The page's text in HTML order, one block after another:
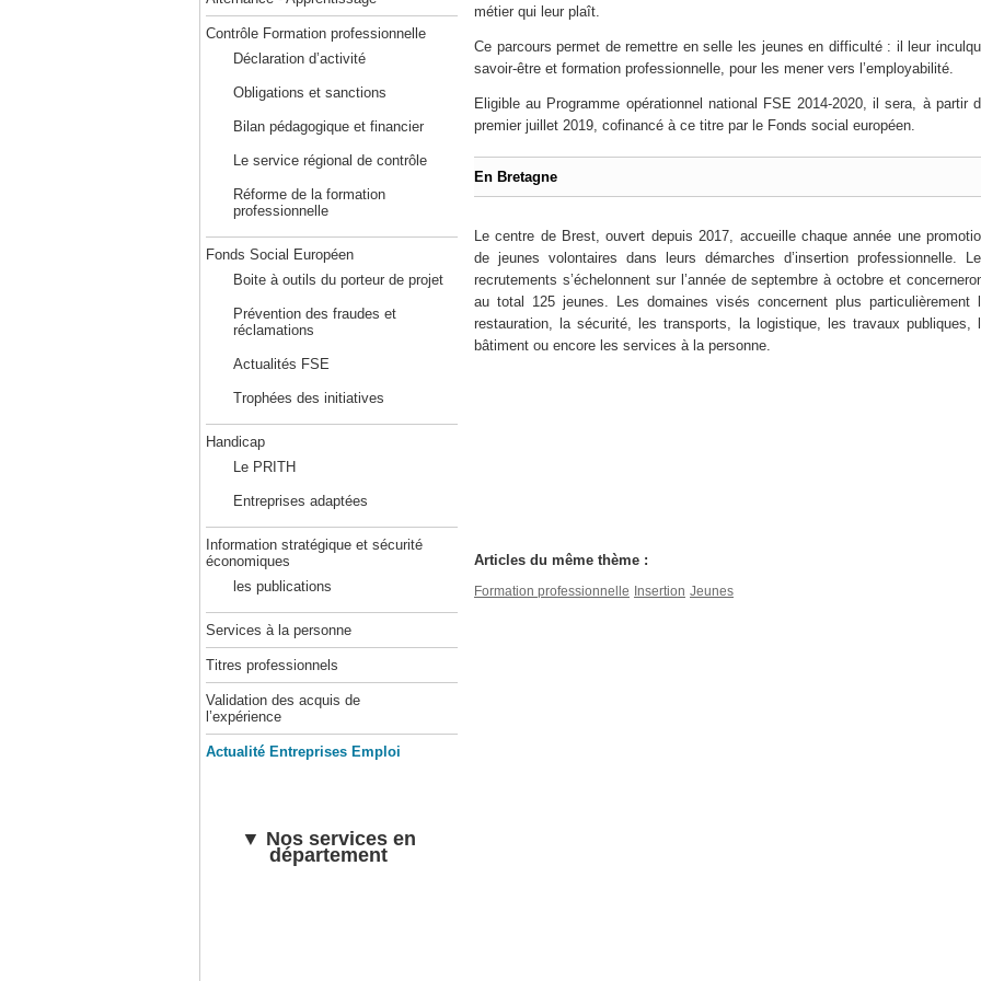
Contrôle Formation professionnelle
Déclaration d’activité
Obligations et sanctions
Bilan pédagogique et financier
Le service régional de contrôle
Réforme de la formation
professionnelle
Fonds Social Européen
Boite à outils du porteur de projet
Prévention des fraudes et
réclamations
Actualités FSE
Trophées des initiatives
Handicap
Le PRITH
Entreprises adaptées
Information stratégique et sécurité
économiques
les publications
Services à la personne
Titres professionnels
Validation des acquis de
l’expérience
Actualité Entreprises Emploi
▼ Nos services en
département
métier qui leur plaît.
Ce parcours permet de remettre en selle les jeunes en difficulté : il leur
savoir-être et formation professionnelle, pour les mener vers l’employabilité.
Eligible au Programme opérationnel national FSE 2014-2020, il sera, à partir
premier juillet 2019, cofinancé à ce titre par le Fonds social européen.
En Bretagne
Le centre de Brest, ouvert depuis 2017, accueille chaque année une
de jeunes volontaires dans leurs démarches d’insertion professionnelle.
recrutements s’échelonnent sur l’année de septembre à octobre et
au total 125 jeunes. Les domaines visés concernent plus particulièrement
restauration, la sécurité, les transports, la logistique, les travaux publiques,
bâtiment ou encore les services à la personne.
Articles du même thème :
Formation professionnelle Insertion Jeunes